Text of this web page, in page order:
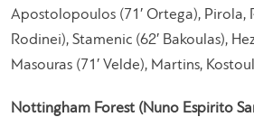
Apostolopoulos (71′ Ortega), Pirola,
Rodinei), Stamenic (62′ Bakoulas),
Masouras (71′ Velde), Martins,
Nottingham Forest (Nuno Espirito